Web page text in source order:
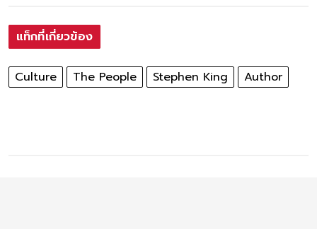
แท็กที่เกี่ยวข้อง
Culture The People Stephen King Author